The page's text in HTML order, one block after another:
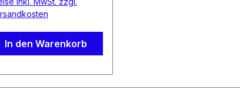
In den Warenkorb